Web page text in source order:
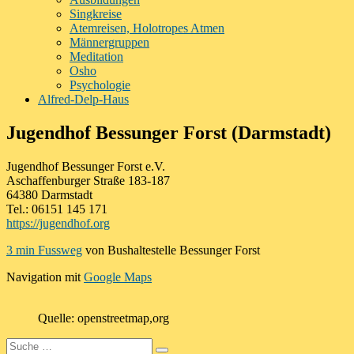
Singkreise
Atemreisen, Holotropes Atmen
Männergruppen
Meditation
Osho
Psychologie
Alfred-Delp-Haus
Jugendhof Bessunger Forst (Darmstadt)
Jugendhof Bessunger Forst e.V.
Aschaffenburger Straße 183-187
64380 Darmstadt
Tel.: 06151 145 171
https://jugendhof.org
3 min Fussweg von Bushaltestelle Bessunger Forst
Navigation mit Google Maps
Quelle: openstreetmap,org
Suche